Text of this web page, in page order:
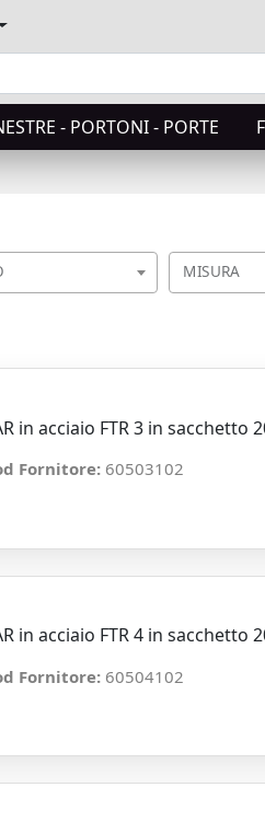
- PORTONI - PORTE
MISURA
in acciaio FTR 3 in sacchetto
Fornitore: 60503102
in acciaio FTR 4 in sacchetto
Fornitore: 60504102